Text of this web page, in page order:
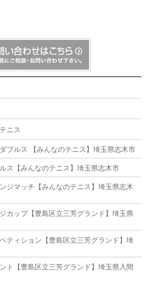
ニス
ブルス 【みんなのテニス】埼玉県志木市
ス【みんなのテニス】埼玉県志木市
ジマッチ【みんなのテニス】埼玉県志木
カップ【豊島区立三芳グランド】埼玉県
ティション【豊島区立三芳グランド】埼
ト【豊島区立三芳グランド】埼玉県入間